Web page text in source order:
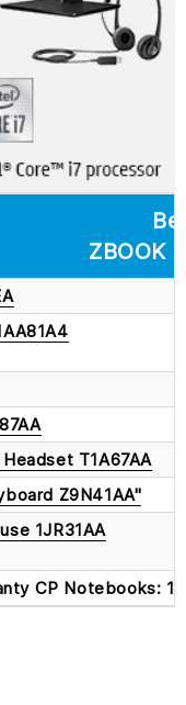
ZBOOK
T1A67AA
Z9N41AA"
1JR31AA
CP Notebooks: